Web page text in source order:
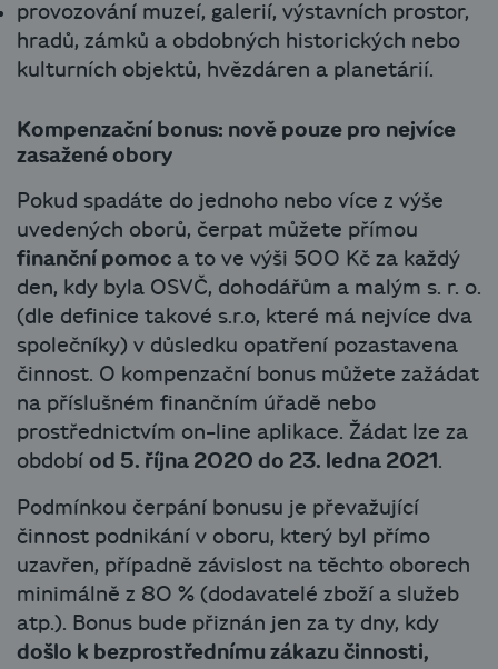
provozování muzeí, galerií, výstavních prostor,
hradů, zámků a obdobných historických nebo
kulturních objektů, hvězdáren a planetárií.
Kompenzační bonus: nově pouze pro nejvíce
zasažené obory
Pokud spadáte do jednoho nebo více z výše
uvedených oborů, čerpat můžete přímou
finanční pomoc a to ve výši 500 Kč za každý
den, kdy byla OSVČ, dohodářům a malým s. r. o.
(dle definice takové s.r.o, které má nejvíce dva
společníky) v důsledku opatření pozastavena
činnost. O kompenzační bonus můžete zažádat
na příslušném finančním úřadě nebo
prostřednictvím on-line aplikace. Žádat lze za
období od 5. října 2020 do 23. ledna 2021.
Podmínkou čerpání bonusu je převažující
činnost podnikání v oboru, který byl přímo
uzavřen, případně závislost na těchto oborech
minimálně z 80 % (dodavatelé zboží a služeb
atp.). Bonus bude přiznán jen za ty dny, kdy
došlo k bezprostřednímu zákazu činnosti,